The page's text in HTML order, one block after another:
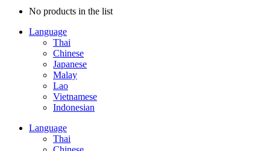
No products in the list
Language
Thai
Chinese
Japanese
Malay
Lao
Vietnamese
Indonesian
Language
Thai